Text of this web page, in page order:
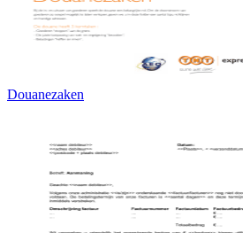
Douanezaken